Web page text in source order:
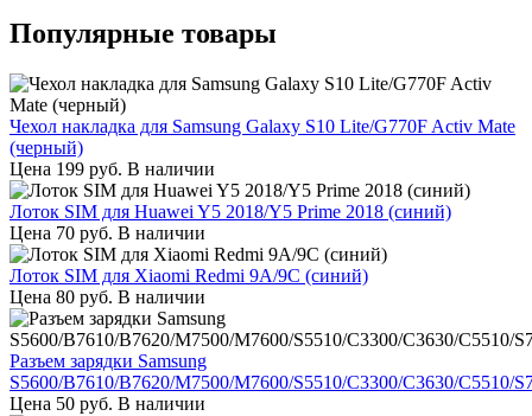
Популярные товары
Чехол накладка для Samsung Galaxy S10 Lite/G770F Activ Mate
(черный)
Цена 199 руб. В наличии
Лоток SIM для Huawei Y5 2018/Y5 Prime 2018 (синий)
Цена 70 руб. В наличии
Лоток SIM для Xiaomi Redmi 9A/9C (синий)
Цена 80 руб. В наличии
Разъем зарядки Samsung
S5600/B7610/B7620/M7500/M7600/S5510/C3300/C3630/C5510/
Цена 50 руб. В наличии